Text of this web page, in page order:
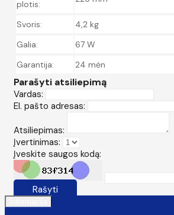
plotis:
Svoris:
4,2 kg
Galia:
67 W
Garantija:
24 mėn
Parašyti atsiliepimą
Vardas:
El. pašto adresas:
Atsiliepimas:
Įvertinimas:
Įveskite saugos kodą:
Rašyti